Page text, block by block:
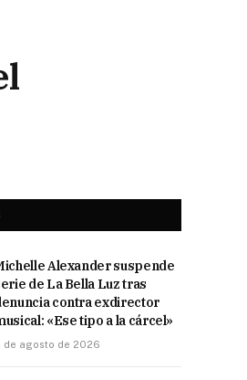
Alexander suspende
de La Bella Luz tras
contra exdirector
«Ese tipo a la cárcel»
de agosto de 2026